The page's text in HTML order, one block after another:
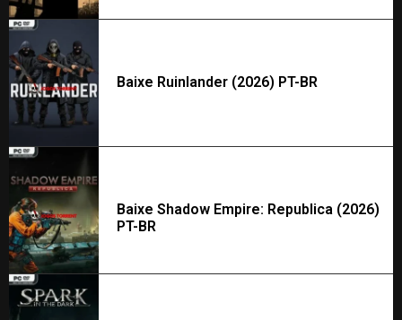
Baixe Ruinlander (2026) PT-BR
Baixe Shadow Empire: Republica (2026)
PT-BR